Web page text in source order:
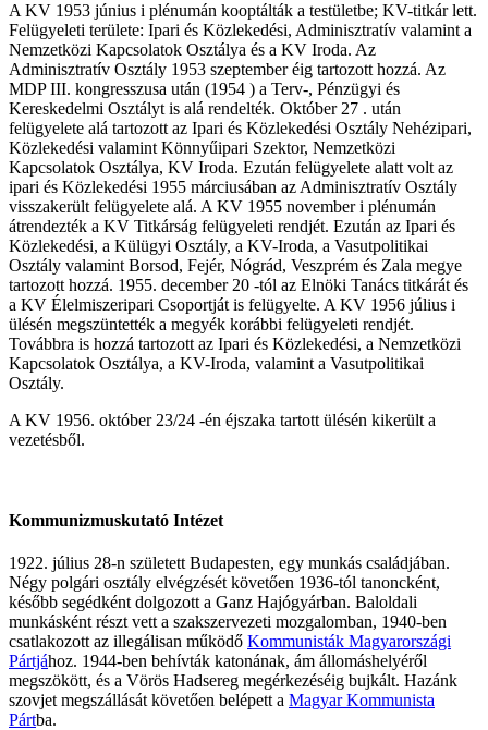
A KV 1953 június i plénumán kooptálták a testületbe; KV-titkár lett.
Felügyeleti területe: Ipari és Közlekedési, Adminisztratív valamint a
Nemzetközi Kapcsolatok Osztálya és a KV Iroda. Az
Adminisztratív Osztály 1953 szeptember éig tartozott hozzá. Az
MDP III. kongresszusa után (1954 ) a Terv-, Pénzügyi és
Kereskedelmi Osztályt is alá rendelték. Október 27 . után
felügyelete alá tartozott az Ipari és Közlekedési Osztály Nehézipari,
Közlekedési valamint Könnyűipari Szektor, Nemzetközi
Kapcsolatok Osztálya, KV Iroda. Ezután felügyelete alatt volt az
ipari és Közlekedési 1955 márciusában az Adminisztratív Osztály
visszakerült felügyelete alá. A KV 1955 november i plénumán
átrendezték a KV Titkárság felügyeleti rendjét. Ezután az Ipari és
Közlekedési, a Külügyi Osztály, a KV-Iroda, a Vasutpolitikai
Osztály valamint Borsod, Fejér, Nógrád, Veszprém és Zala megye
tartozott hozzá. 1955. december 20 -tól az Elnöki Tanács titkárát és
a KV Élelmiszeripari Csoportját is felügyelte. A KV 1956 július i
ülésén megszüntették a megyék korábbi felügyeleti rendjét.
Továbbra is hozzá tartozott az Ipari és Közlekedési, a Nemzetközi
Kapcsolatok Osztálya, a KV-Iroda, valamint a Vasutpolitikai
Osztály.
A KV 1956. október 23/24 -én éjszaka tartott ülésén kikerült a
vezetésből.
Kommunizmuskutató Intézet
1922. július 28-n született Budapesten, egy munkás családjában.
Négy polgári osztály elvégzését követően 1936-tól tanoncként,
később segédként dolgozott a Ganz Hajógyárban. Baloldali
munkásként részt vett a szakszervezeti mozgalomban, 1940-ben
csatlakozott az illegálisan működő Kommunisták Magyarországi
Pártjához. 1944-ben behívták katonának, ám állomáshelyéről
megszökött, és a Vörös Hadsereg megérkezéséig bujkált. Hazánk
szovjet megszállását követően belépett a Magyar Kommunista
Pártba.